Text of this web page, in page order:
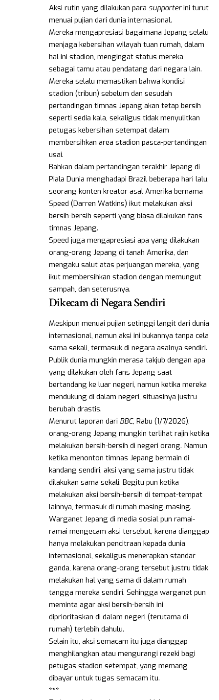
Aksi rutin yang dilakukan para supporterini turut
menuai pujian dari dunia internasional.
Mereka mengapresiasi bagaimana Jepang selalu
menjaga kebersihan wilayah tuan rumah, dalam
hal ini stadion, mengingat status mereka
sebagai tamu atau pendatang dari negara lain.
Mereka selalu memastikan bahwa kondisi
stadion (tribun) sebelum dan sesudah
pertandingan timnas Jepang akan tetap bersih
seperti sedia kala, sekaligus tidak menyulitkan
petugas kebersihan setempat dalam
membersihkan area stadion pasca-pertandingan
usai.
Bahkan dalam pertandingan terakhir Jepang di
Piala Dunia menghadapi Brazil beberapa hari lalu,
seorang konten kreator asal Amerika bernama
Speed (Darren Watkins) ikut melakukan aksi
bersih-bersih seperti yang biasa dilakukan fans
timnas Jepang.
Speed juga mengapresiasi apa yang dilakukan
orang-orang Jepang di tanah Amerika, dan
mengaku salut atas perjuangan mereka, yang
ikut membersihkan stadion dengan memungut
sampah, dan seterusnya.
Dikecam di Negara Sendiri
Meskipun menuai pujian setinggi langit dari dunia
internasional, namun aksi ini bukannya tanpa cela
sama sekali, termasuk di negara asalnya sendiri.
Publik dunia mungkin merasa takjub dengan apa
yang dilakukan oleh fans Jepang saat
bertandang ke luar negeri, namun ketika mereka
mendukung di dalam negeri, situasinya justru
berubah drastis.
Menurut laporan dari BBC, Rabu (1/7/2026),
orang-orang Jepang mungkin terlihat rajin ketika
melakukan bersih-bersih di negeri orang. Namun
ketika menonton timnas Jepang bermain di
kandang sendiri, aksi yang sama justru tidak
dilakukan sama sekali. Begitu pun ketika
melakukan aksi bersih-bersih di tempat-tempat
lainnya, termasuk di rumah masing-masing.
Warganet Jepang di media sosial pun ramai-
ramai mengecam aksi tersebut, karena dianggap
hanya melakukan pencitraan kepada dunia
internasional, sekaligus menerapkan standar
ganda, karena orang-orang tersebut justru tidak
melakukan hal yang sama di dalam rumah
tangga mereka sendiri. Sehingga warganet pun
meminta agar aksi bersih-bersih ini
diprioritaskan di dalam negeri (terutama di
rumah) terlebih dahulu.
Selain itu, aksi semacam itu juga dianggap
menghilangkan atau mengurangi rezeki bagi
petugas stadion setempat, yang memang
dibayar untuk tugas semacam itu.
***